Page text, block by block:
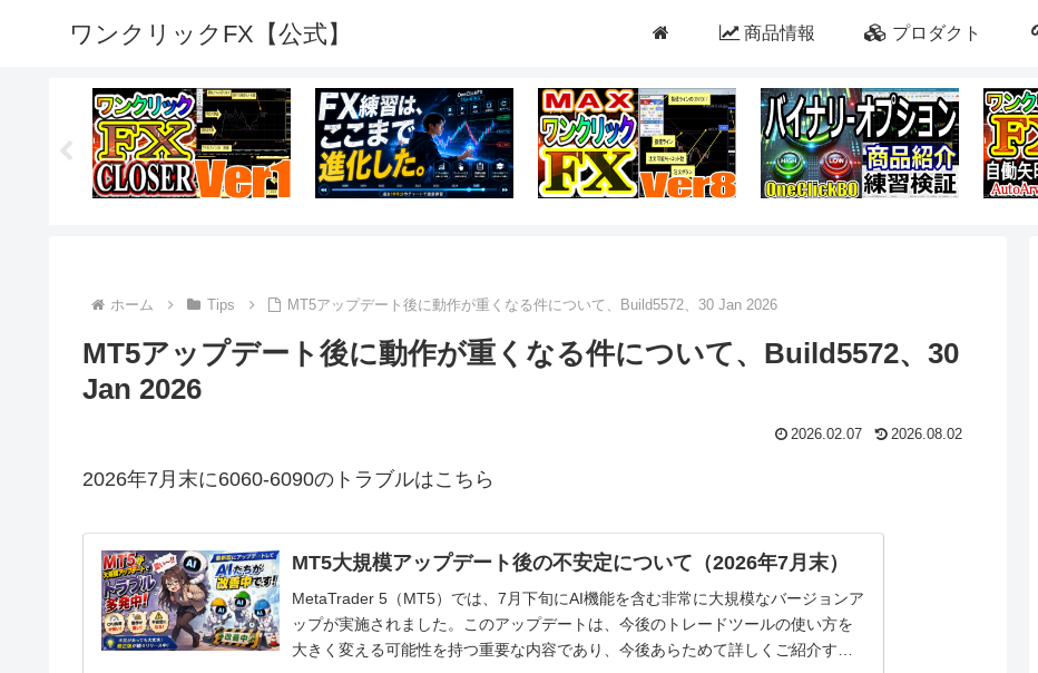
ワンクリックFX【公式】 商品情報 プロダクト
ホーム Tips MT5アップデート後に動作が重くなる件について、Build5572、30 Jan 2026
MT5アップデート後に動作が重くなる件について、Build5572、30
Jan 2026
2026.02.07 2026.08.02
2026年7月末に6060-6090のトラブルはこちら
MT5大規模アップデート後の不安定について（2026年7月末）
MetaTrader 5（MT5）では、7月下旬にAI機能を含む非常に大規模なバージョンア
ップが実施されました。このアップデートは、今後のトレードツールの使い方を
大きく変える可能性を持つ重要な内容であり、今後あらためて詳しくご紹介する